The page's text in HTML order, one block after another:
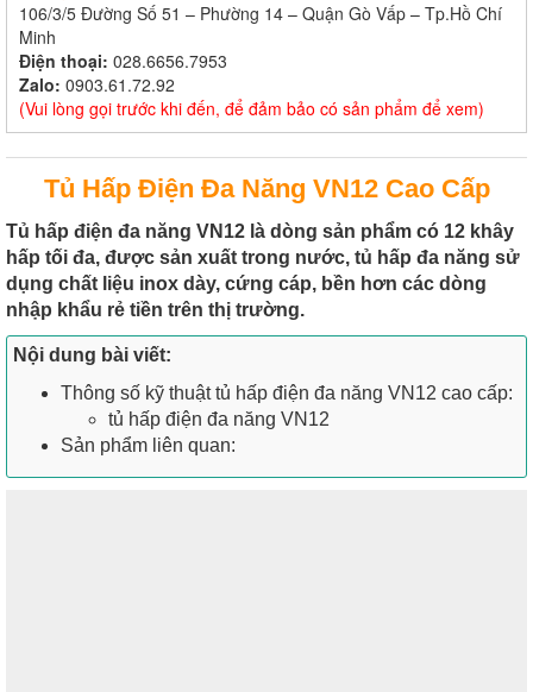
106/3/5 Đường Số 51 – Phường 14 – Quận Gò Vấp – Tp.Hồ Chí
Minh
Điện thoại: 028.6656.7953
Zalo: 0903.61.72.92
(Vui lòng gọi trước khi đến, để đảm bảo có sản phẩm để xem)
Tủ Hấp Điện Đa Năng VN12 Cao Cấp
Tủ hấp điện đa năng VN12 là dòng sản phẩm có 12 khây
hấp tối đa, được sản xuất trong nước, tủ hấp đa năng sử
dụng chất liệu inox dày, cứng cáp, bền hơn các dòng
nhập khẩu rẻ tiền trên thị trường.
Nội dung bài viết:
Thông số kỹ thuật tủ hấp điện đa năng VN12 cao cấp:
tủ hấp điện đa năng VN12
Sản phẩm liên quan: